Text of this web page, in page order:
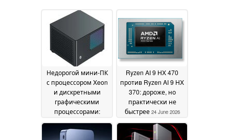
Недорогой мини-ПК
с процессором Xeon
и дискретными
графическими
процессорами:
чтобы быть
Ryzen AI 9 HX 470
против Ryzen AI 9 HX
370: дороже, но
практически не
быстрее 24 June 2026